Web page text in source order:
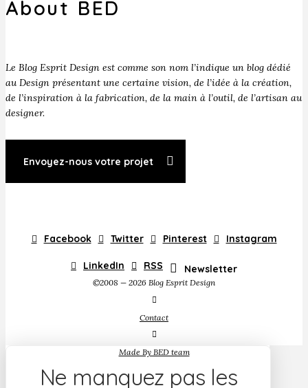
About BED
Le Blog Esprit Design est comme son nom l’indique un blog dédié
au Design présentant une certaine vision, de l’idée à la création,
de l’inspiration à la fabrication, de la main à l’outil, de l’artisan au
designer.
Envoyez-nous votre projet
Facebook Twitter Pinterest Instagram
LinkedIn RSS Newsletter
©2008 — 2026 Blog Esprit Design
Contact
Made By BED team
Ne manquez pas les